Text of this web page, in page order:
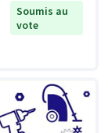
Soumis au
vote